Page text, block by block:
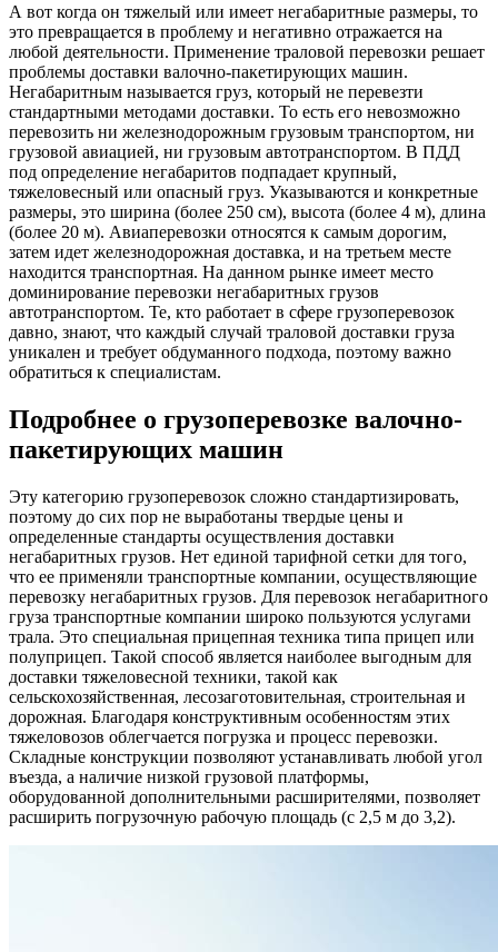
А вот когда он тяжелый или имеет негабаритные размеры, то
это превращается в проблему и негативно отражается на
любой деятельности. Применение траловой перевозки решает
проблемы доставки валочно-пакетирующих машин.
Негабаритным называется груз, который не перевезти
стандартными методами доставки. То есть его невозможно
перевозить ни железнодорожным грузовым транспортом, ни
грузовой авиацией, ни грузовым автотранспортом. В ПДД
под определение негабаритов подпадает крупный,
тяжеловесный или опасный груз. Указываются и конкретные
размеры, это ширина (более 250 см), высота (более 4 м), длина
(более 20 м). Авиаперевозки относятся к самым дорогим,
затем идет железнодорожная доставка, и на третьем месте
находится транспортная. На данном рынке имеет место
доминирование перевозки негабаритных грузов
автотранспортом. Те, кто работает в сфере грузоперевозок
давно, знают, что каждый случай траловой доставки груза
уникален и требует обдуманного подхода, поэтому важно
обратиться к специалистам.
Подробнее о грузоперевозке валочно-
пакетирующих машин
Эту категорию грузоперевозок сложно стандартизировать,
поэтому до сих пор не выработаны твердые цены и
определенные стандарты осуществления доставки
негабаритных грузов. Нет единой тарифной сетки для того,
что ее применяли транспортные компании, осуществляющие
перевозку негабаритных грузов. Для перевозок негабаритного
груза транспортные компании широко пользуются услугами
трала. Это специальная прицепная техника типа прицеп или
полуприцеп. Такой способ является наиболее выгодным для
доставки тяжеловесной техники, такой как
сельскохозяйственная, лесозаготовительная, строительная и
дорожная. Благодаря конструктивным особенностям этих
тяжеловозов облегчается погрузка и процесс перевозки.
Складные конструкции позволяют устанавливать любой угол
въезда, а наличие низкой грузовой платформы,
оборудованной дополнительными расширителями, позволяет
расширить погрузочную рабочую площадь (с 2,5 м до 3,2).